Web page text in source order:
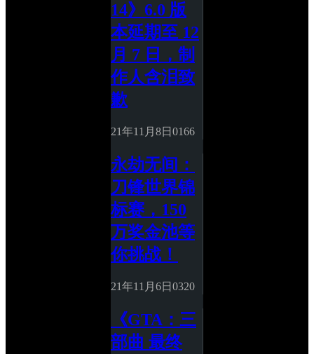
14》6.0 版
本延期至 12
月 7 日，制
作人含泪致
歉
21年11月8日 0166
永劫无间：
刀锋世界锦
标赛，150
万奖金池等
你挑战！
21年11月6日 0320
《GTA：三
部曲 最终